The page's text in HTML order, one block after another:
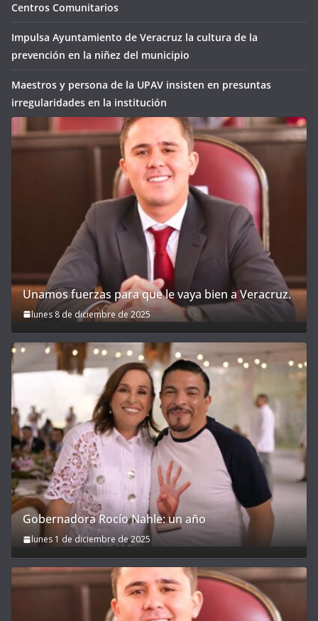
Centros Comunitarios
Impulsa Ayuntamiento de Veracruz la cultura de la
prevención en la niñez del municipio
Maestros y persona de la UPAV insisten en presuntas
irregularidades en la institución
Unamos fuerzas para que le vaya bien a Veracruz.
lunes 8 de diciembre de 2025
Gobernadora Rocío Nahle: un año
lunes 1 de diciembre de 2025